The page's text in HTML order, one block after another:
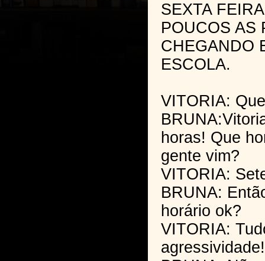
SEXTA
POUCOS AS
CHEGANDO
ESCOLA.
VITORIA:
horas! Que
gente vim?
VITORIA:
BRUNA:
horário ok?
VITORIA:
agressividade!